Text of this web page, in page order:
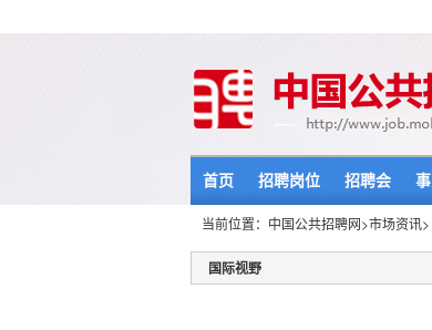
首页 招聘岗位 招聘会
当前位置： 中国公共招聘网>市场资讯>
国际视野